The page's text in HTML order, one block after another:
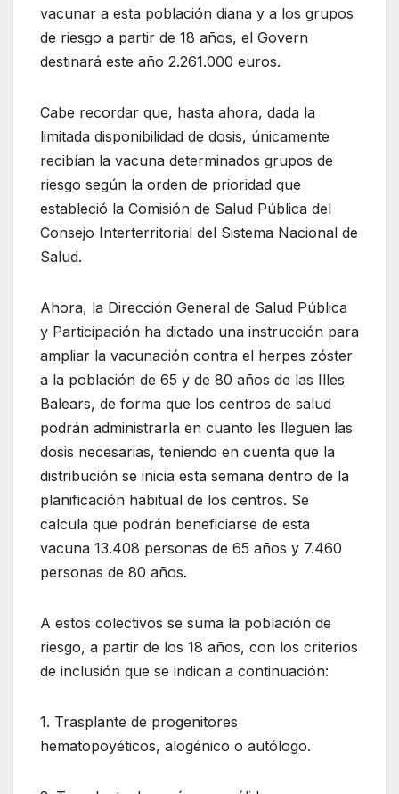
vacunar a esta población diana y a los grupos
de riesgo a partir de 18 años, el Govern
destinará este año 2.261.000 euros.
Cabe recordar que, hasta ahora, dada la
limitada disponibilidad de dosis, únicamente
recibían la vacuna determinados grupos de
riesgo según la orden de prioridad que
estableció la Comisión de Salud Pública del
Consejo Interterritorial del Sistema Nacional de
Salud.
Ahora, la Dirección General de Salud Pública
y Participación ha dictado una instrucción para
ampliar la vacunación contra el herpes zóster
a la población de 65 y de 80 años de las Illes
Balears, de forma que los centros de salud
podrán administrarla en cuanto les lleguen las
dosis necesarias, teniendo en cuenta que la
distribución se inicia esta semana dentro de la
planificación habitual de los centros. Se
calcula que podrán beneficiarse de esta
vacuna 13.408 personas de 65 años y 7.460
personas de 80 años.
A estos colectivos se suma la población de
riesgo, a partir de los 18 años, con los criterios
de inclusión que se indican a continuación:
1. Trasplante de progenitores
hematopoyéticos, alogénico o autólogo.